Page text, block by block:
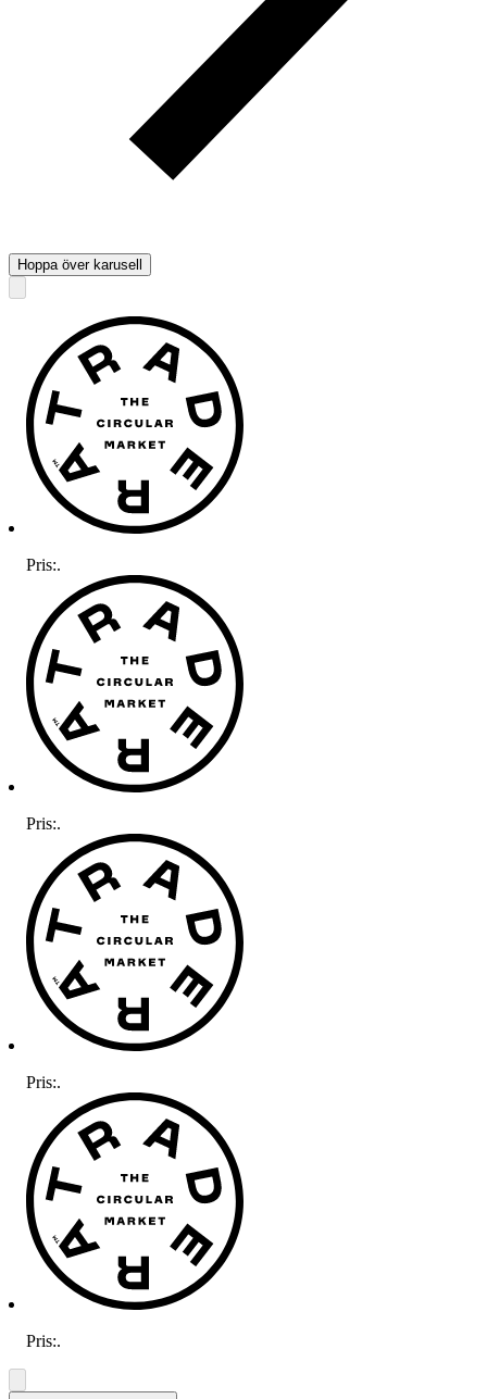
Hoppa över karusell
Pris:.
Pris:.
Pris:.
Pris:.